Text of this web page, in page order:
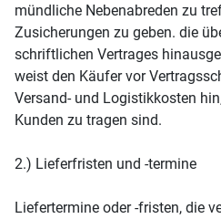
mündliche Nebenabreden zu
Zusicherungen zu geben. die
schriftlichen Vertrages
weist den Käufer vor
Versand- und Logistikkosten
Kunden zu tragen sind.
2.) Lieferfristen und -termine
Liefertermine oder -fristen, die